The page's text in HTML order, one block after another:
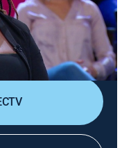
a su esposa atrás
lo hizo. Ahora que
marido vive con otra